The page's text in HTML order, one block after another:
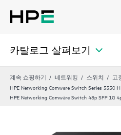
카탈로그 살펴보기
계속 쇼핑하기 네트워킹 스위치
고
HPE Networking Comware Switch Series 5550 HI
HPE Networking Comware Switch 48p SFP 1G